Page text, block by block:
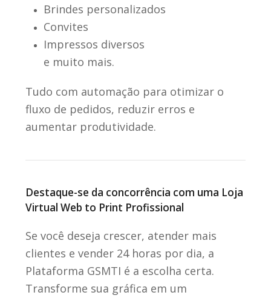
Brindes personalizados
Convites
Impressos diversos
e muito mais.
Tudo com automação para otimizar o
fluxo de pedidos, reduzir erros e
aumentar produtividade.
Destaque-se da concorrência com uma Loja
Virtual Web to Print Profissional
Se você deseja crescer, atender mais
clientes e vender 24 horas por dia, a
Plataforma GSMTI é a escolha certa.
Transforme sua gráfica em um